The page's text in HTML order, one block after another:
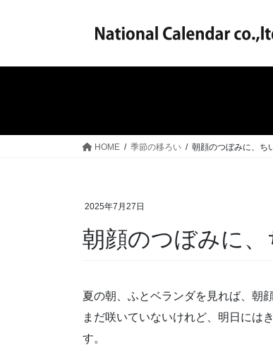
HOME 季節の移ろい 朝顔のつぼみに、ち
2025年7月27日
朝顔のつぼみに
夏の朝、ふとベランダを見れば、朝
まだ咲いていないけれど、明日には
す。